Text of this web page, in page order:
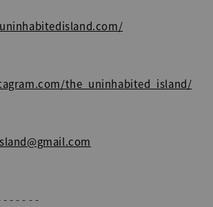
the_uninhabited_island/
- - - - - -